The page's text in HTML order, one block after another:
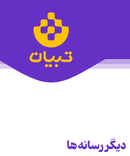
دیگر رسانه‌ها